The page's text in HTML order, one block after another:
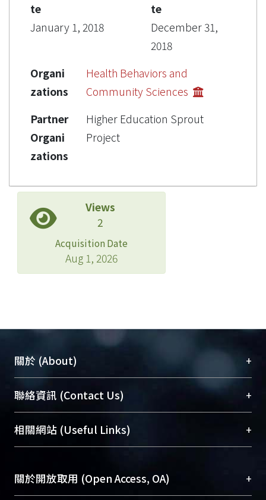
te
January 1, 2018
te
December 31,
2018
Organi
zations
Health Behaviors and
Community Sciences
Partner
Organi
zations
Higher Education Sprout
Project
Views
2
Acquisition Date
Aug 1, 2026
關於 (About) +
臺大位居世界頂尖大學之列，為永久珍藏及向國際
展現本校豐碩的研究成果及學術能量，圖書館整合
機構典藏（NTUR）與學術庫（AH）不同功能平
台，成為臺大學術典藏NTU scholars。期能整合研
成果。
To permanently archive and promote researcher
聯絡資訊 (Contact Us) +
總館學科館員(Main Library)
醫學圖書館學科館員(Medical Library)
Sciences Library)
相關網站 (Useful Links) +
關於開放取用 (Open Access, OA) +